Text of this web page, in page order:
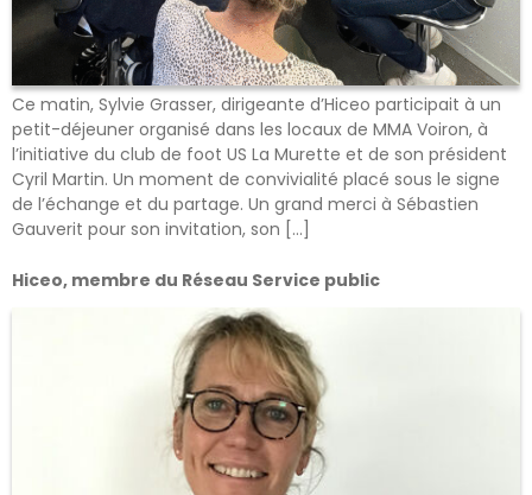
Ce matin, Sylvie Grasser, dirigeante d’Hiceo participait à un
petit-déjeuner organisé dans les locaux de MMA Voiron, à
l’initiative du club de foot US La Murette et de son président
Cyril Martin. Un moment de convivialité placé sous le signe
de l’échange et du partage. Un grand merci à Sébastien
Gauverit pour son invitation, son […]
Hiceo, membre du Réseau Service public